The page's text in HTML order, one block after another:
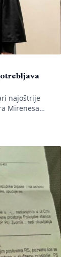
najoštrije
Mirenesa
Borku Rudić.
za klevetu
[…]